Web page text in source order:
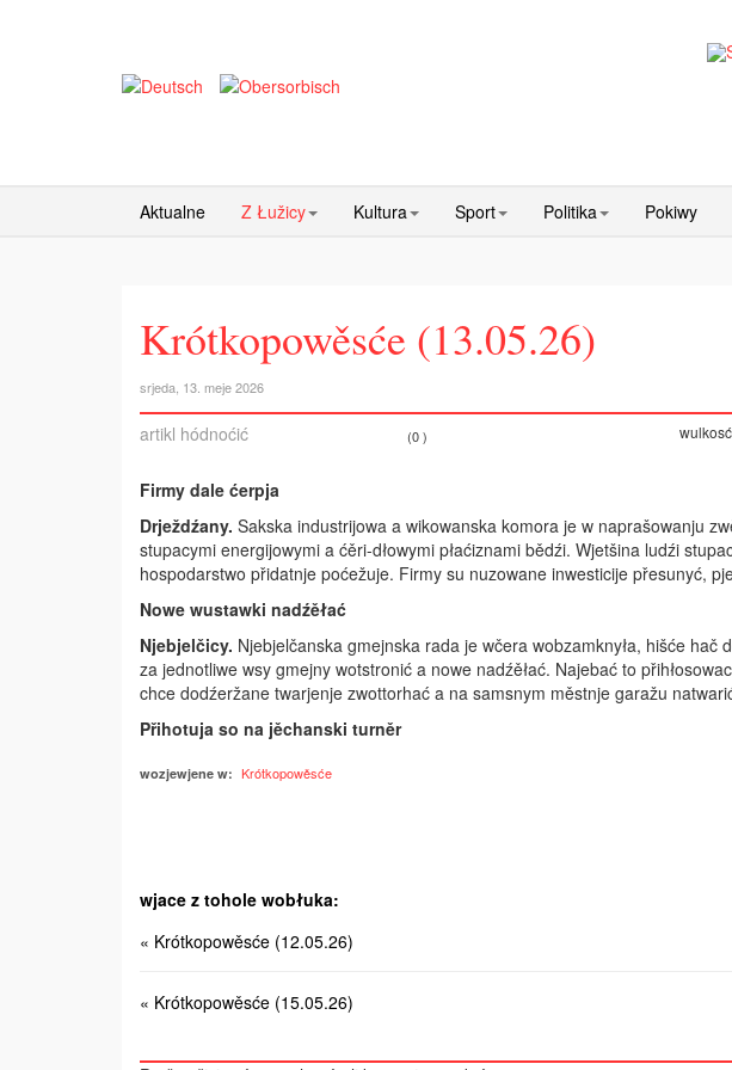
Aktualne Z Łužicy Kultura Sport Politika Pokiwy
Krótkopowěsće (13.05.26)
srjeda, 13. meje 2026
artikl hódnoćić (0 )
Firmy dale ćerpja
Drježdźany. Sakska industrijowa a wikowanska komora je w naprašowanju
stupacymi energijowymi a ćěri-dłowymi płaćiznami bědźi. Wjetšina ludźi
hospodarstwo přidatnje poćežuje. Firmy su nuzowane inwesticije přesunyć,
Nowe wustawki nadźěłać
Njebjelčicy. Njebjelčanska gmejnska rada je wčera wobzamknyła, hišće hač
za jednotliwe wsy gmejny wotstronić a nowe nadźěłać. Najebać to
chce dodźeržane twarjenje zwottorhać a na samsnym městnje garažu
Přihotuja so na jěchanski turněr
wozjewjene w: Krótkopowěsće
wjace z tohole wobłuka:
« Krótkopowěsće (12.05.26)
« Krótkopowěsće (15.05.26)